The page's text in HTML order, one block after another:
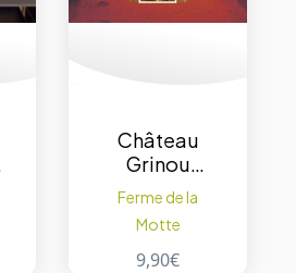
Château
Grinou
Bergerac
Blanc
Moelleux
2018
Ferme de la
Motte
9,90€